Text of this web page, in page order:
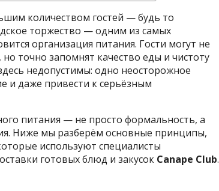
количеством гостей — будь то
торжество — одним из самых
организация питания. Гости могут не
точно запомнят качество еды и чистоту
недопустимы: одно неосторожное
и даже привести к серьёзным
питания — не просто формальность, а
Ниже мы разберём основные принципы,
используют специалисты
готовых блюд и закусок Canape Club.